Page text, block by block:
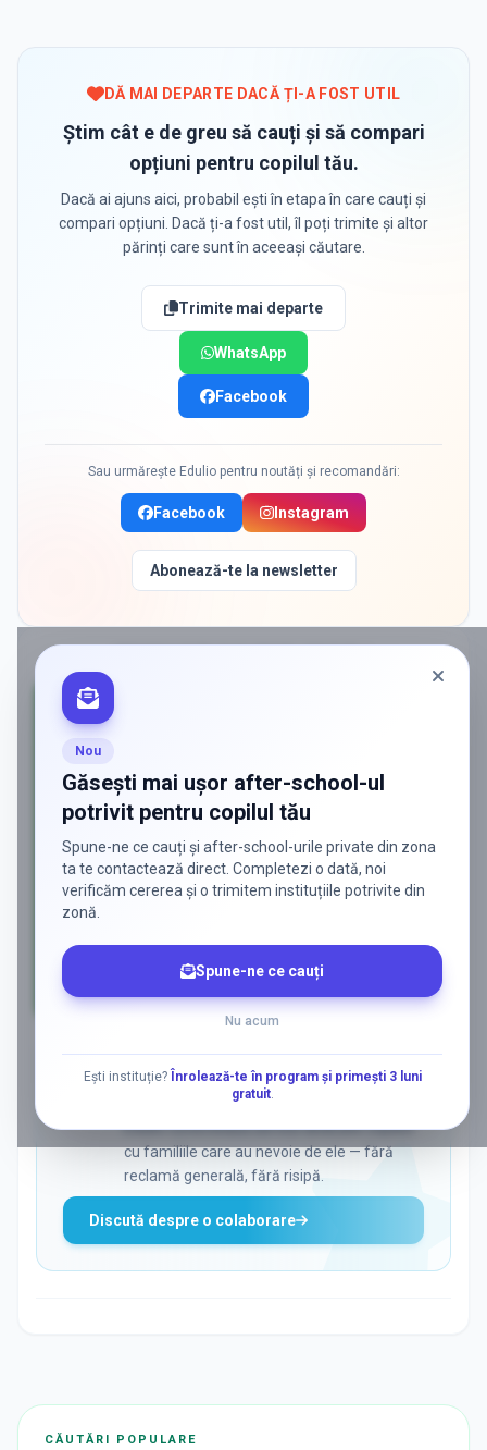
DĂ MAI DEPARTE DACĂ ȚI-A FOST UTIL
Știm cât e de greu să cauți și să compari
opțiuni pentru copilul tău.
Dacă ai ajuns aici, probabil ești în etapa în care cauți și
compari opțiuni. Dacă ți-a fost util, îl poți trimite și altor
părinți care sunt în aceeași căutare.
Trimite mai departe
WhatsApp
Facebook
Sau urmărește Edulio pentru noutăți și recomandări:
Facebook Instagram
Abonează-te la newsletter
Nou
Găsești mai ușor after-school-ul
potrivit pentru copilul tău
Spune-ne ce cauți și after-school-urile private din zona
ta te contactează direct. Completezi o dată, noi
verificăm cererea și o trimitem instituțiile potrivite din
zonă.
Spune-ne ce cauți
Nu acum
Ești instituție?
Înrolează-te în program și primești 3 luni
gratuit.
AD
ADSVrei să ajungi la părinții care
caută activ soluții?
Edulio conectează servicii dedicate copiilor
cu familiile care au nevoie de ele — fără
reclamă generală, fără risipă.
Discută despre o colaborare
CĂUTĂRI POPULARE